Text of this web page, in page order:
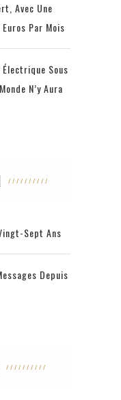
Avec Une
Par Mois
Sous
N’y Aura
Sept Ans
Depuis